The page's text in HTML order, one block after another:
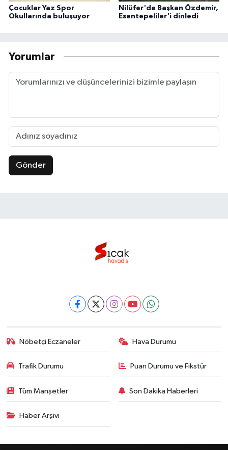
Çocuklar Yaz Spor
Okullarında buluşuyor
Nilüfer'de Başkan Özdemir,
Esentepeliler'i dinledi
Yorumlar
Gönder
Nöbetçi Eczaneler Hava Durumu
Trafik Durumu Puan Durumu ve Fikstür
Tüm Manşetler Son Dakika Haberleri
Haber Arşivi